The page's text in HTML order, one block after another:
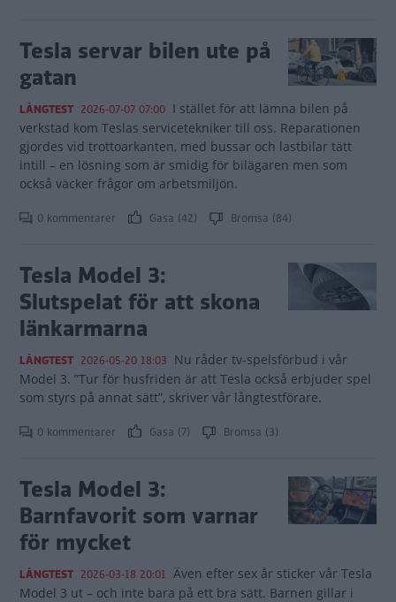
Tesla servar bilen ute på
gatan
LÅNGTEST 2026-07-07 07:00 I stället för att lämna bilen på
verkstad kom Teslas servicetekniker till oss. Reparationen
gjordes vid trottoarkanten, med bussar och lastbilar tätt
intill – en lösning som är smidig för bilägaren men som
också väcker frågor om arbetsmiljön.
0 kommentarer Gasa (42) Bromsa (84)
Tesla Model 3:
Slutspelat för att skona
länkarmarna
LÅNGTEST 2026-05-20 18:03 Nu råder tv-spelsförbud i vår
Model 3. ”Tur för husfriden är att Tesla också erbjuder spel
som styrs på annat sätt”, skriver vår långtestförare.
0 kommentarer Gasa (7) Bromsa (3)
Tesla Model 3:
Barnfavorit som varnar
för mycket
LÅNGTEST 2026-03-18 20:01 Även efter sex år sticker vår Tesla
Model 3 ut – och inte bara på ett bra sätt. Barnen gillar i